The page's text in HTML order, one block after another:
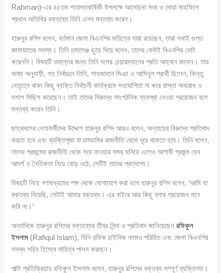
Rahman)-এর ৪৫তম শাহাদতবার্ষিকী উপলক্ষে আলোচনা সভা ও দোয়া মাহফিলে
প্রধান অতিথির বক্তব্যে তিনি এসব মন্তব্য করেন।
হারুনুর রশিদ বলেন, বর্তমান জেলা বিএনপির দায়িত্বে যারা রয়েছেন, তারা সবাই গুপ্ত
জামায়াতের সদস্য। তিনি চ্যালেঞ্জ ছুড়ে দিয়ে বলেন, তাদের কেউই বিএনপির ভোট
করেননি। বিষয়টি তদন্তের জন্য তিনি দলের চেয়ারম্যানের প্রতি আহ্বান জানান। তার
ভাষ্য অনুযায়ী, গত নির্বাচনে তিনি, শাহজাহান মিঞা ও আমিনুল প্রার্থী ছিলেন, কিন্তু
নেতৃত্বে থাকা কিছু ব্যক্তি নির্বাচনী কার্যক্রমে সহযোগিতা না করে রাস্তা অবরোধ ও
মশাল মিছিল করেছেন। তাই তাদের বিরুদ্ধে সাংগঠনিক ব্যবস্থা নেওয়া প্রয়োজন বলে
মন্তব্য করেন তিনি।
ছাত্রদলের নেতাকর্মীদের উদ্দেশে হারুনুর রশিদ আরও বলেন, অন্যায়ের বিরুদ্ধে প্রতিবাদ
করতে হবে এবং ব্যক্তিপূজা বা চামচামির রাজনীতি থেকে দূরে থাকতে হবে। তিনি বলেন,
তাদের প্রজন্মের রাজনীতি থেকে সরে যাওয়ার সময় ঘনিয়ে এলেও আগামী প্রজন্ম যেন
আদর্শ ও নৈতিকতা নিয়ে বেড়ে ওঠে, সেটিই তাদের প্রত্যাশা।
বিষয়টি নিয়ে গণমাধ্যমের পক্ষ থেকে যোগাযোগ করা হলে হারুনুর রশিদ বলেন, ‘আমি যা
বক্তব্য দিয়েছি, সেটাই আমার বক্তব্য। এর বাইরে আর কিছু বলার প্রয়োজন মনে
করি না।’
অন্যদিকে হারুনুর রশিদের বক্তব্যের তীব্র নিন্দা ও প্রতিবাদ জানিয়েছেনরফিকুল
ইসলাম (Rafiqul Islam), যিনি রফিক চাইনিজ নামেও পরিচিত এবং জেলা বিএনপির
সদস্য সচিব হিসেবে দায়িত্ব পালন করছেন।
পাল্টা প্রতিক্রিয়ায় রফিকুল ইসলাম বলেন, হারুনুর রশিদের বক্তব্য সম্পূর্ণ ব্যক্তিগত।